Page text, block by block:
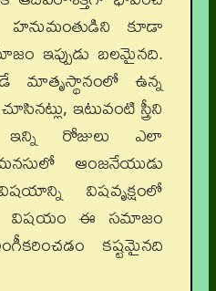
కూడా
ఇప్పుడు బలమైనది.
మాతృస్థానంలో ఉన్న
ఇటువంటి స్త్రీని
ఇన్ని రోజులు ఎలా
ఆంజనేయుడు
విషవృక్షంలో
విషయం ఈ సమాజం
కష్టమైనది